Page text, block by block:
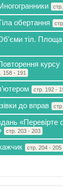
обертання
тіл.
курсу
158 - 191
стр. 192 -
до вправ
«Перевірте
стр. 203 - 203
стр. 204 - 205